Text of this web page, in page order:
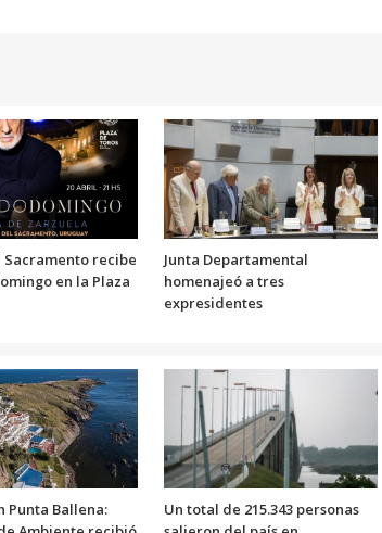
Sacramento recibe
en la Plaza
Junta Departamental
homenajeó a tres
expresidentes
Punta Ballena:
Un total de 215.343 personas